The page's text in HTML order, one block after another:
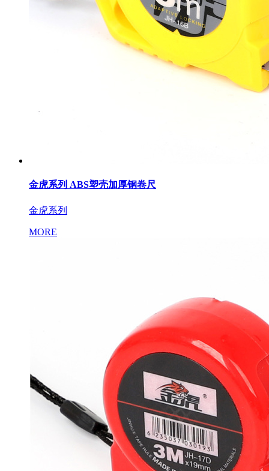
金虎系列 ABS塑壳加厚钢卷尺
金虎系列
MORE